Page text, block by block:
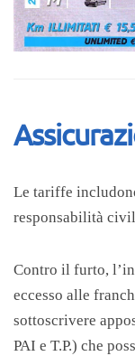
Le tariffe
responsabilità
Contro il furto,
eccesso alle
sottoscrivere
PAI e T.P.) che